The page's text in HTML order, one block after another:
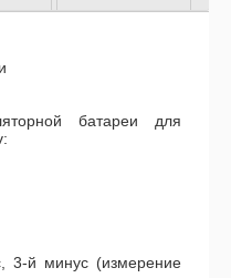
батареи для
3-й минус (измерение